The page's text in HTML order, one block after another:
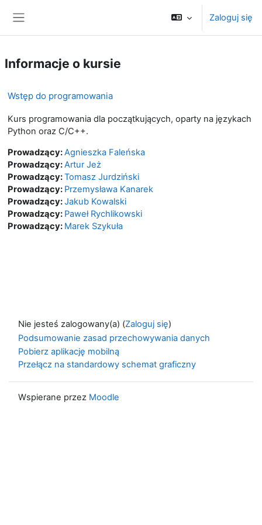
Zaloguj się
Informacje o kursie
Wstęp do programowania
Kurs programowania dla początkujących, oparty na językach
Python oraz C/C++.
Prowadzący:Agnieszka Faleńska
Prowadzący:Artur Jeż
Prowadzący:Tomasz Jurdziński
Prowadzący: Przemysława Kanarek
Prowadzący:Jakub Kowalski
Prowadzący: Paweł Rychlikowski
Prowadzący: Marek Szykuła
Nie jesteś zalogowany(a) (Zaloguj się)
Podsumowanie zasad przechowywania danych
Pobierz aplikację mobilną
Przełącz na standardowy schemat graficzny
Wspierane przez Moodle